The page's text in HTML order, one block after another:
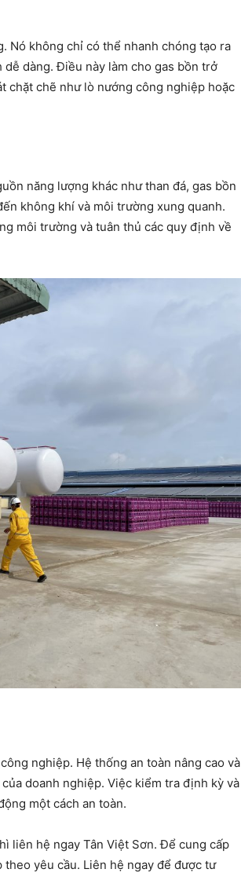
Nó không chỉ có thể nhanh chóng tạo ra
dàng. Điều này làm cho gas bồn trở
chặt chẽ như lò nướng công nghiệp hoặc
năng lượng khác như than đá, gas bồn
không khí và môi trường xung quanh.
môi trường và tuân thủ các quy định về
nghiệp. Hệ thống an toàn nâng cao và
doanh nghiệp. Việc kiểm tra định kỳ và
một cách an toàn.
liên hệ ngay Tân Việt Sơn. Để cung cấp
yêu cầu. Liên hệ ngay để được tư